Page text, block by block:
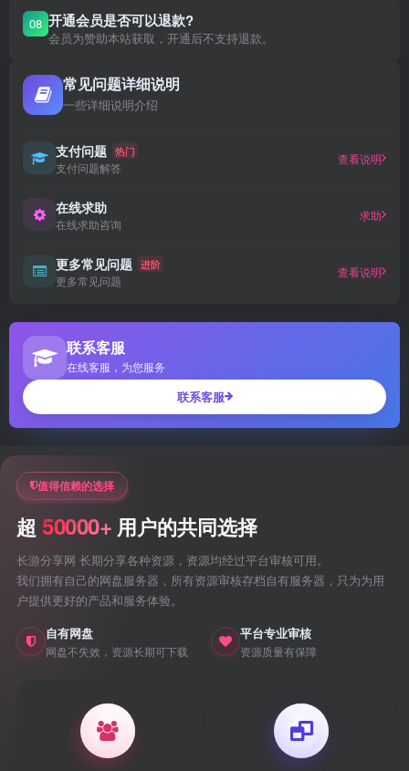
08 开通会员是否可以退款?
会员为赞助本站获取，开通后不支持退款。
常见问题详细说明
一些详细说明介绍
支付问题 热门
支付问题解答
查看说明
在线求助
在线求助咨询
求助
更多常见问题 进阶
更多常见问题
查看说明
联系客服
在线客服，为您服务
联系客服
值得信赖的选择
超 50000+ 用户的共同选择
长游分享网 长期分享各种资源，资源均经过平台审核可用。
我们拥有自己的网盘服务器，所有资源审核存档自有服务器，只为为用
户提供更好的产品和服务体验。
自有网盘
网盘不失效，资源长期可下载
平台专业审核
资源质量有保障